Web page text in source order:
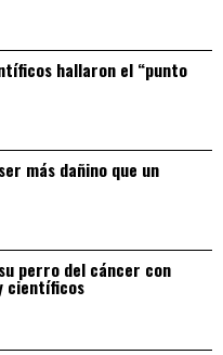
hallaron el “punto
más dañino que un
perro del cáncer con
científicos